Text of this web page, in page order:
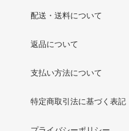
配送・送料について
返品について
支払い方法について
特定商取引法に基づく表記